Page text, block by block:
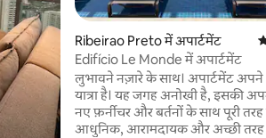
Ribeirao Preto में अपार्टमेंट
Edifício Le Monde में अपार्टमेंट
लुभावने नज़ारे के साथ। अपार्टमेंट
यात्रा है। यह जगह अनोखी है, इसकी
नए फ़र्नीचर और बर्तनों के साथ पूरी तरह
आधुनिक, आरामदायक और अच्छी तरह